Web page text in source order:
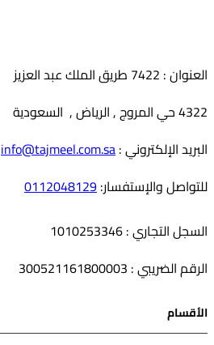
على
المنتج
العنوان : 7422 طريق الملك عبد العزيز
4322 حي المروج , الرياض , السعودية
البريد الإلكتروني :info@tajmeel.com.sa
للتواصل والإستفسار:0112048129
السجل التجاري : 1010253346
الرقم الضريبي : 300521161800003
الأقسام